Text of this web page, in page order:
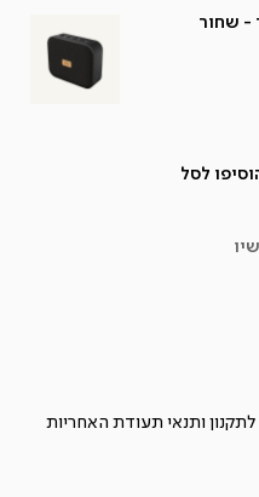
לסל
לתקנון ותנאי תעודת האחריות